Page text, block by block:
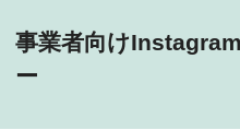
事業者向け
ー